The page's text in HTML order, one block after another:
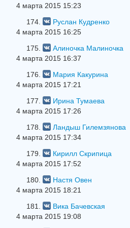
4 марта 2015 15:23
174.
Руслан Кудренко
4 марта 2015 16:25
175.
Алиночка Малиночка
4 марта 2015 16:37
176.
Мария Какурина
4 марта 2015 17:21
177.
Ирина Тумаева
4 марта 2015 17:26
178.
Ландыш Гилемзянова
4 марта 2015 17:34
179.
Кирилл Скрипица
4 марта 2015 17:52
180.
Настя Овен
4 марта 2015 18:21
181.
Вика Бачевская
4 марта 2015 19:08